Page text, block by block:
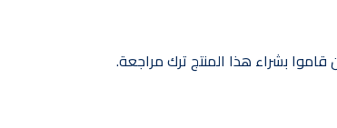
بشراء هذا المنتج ترك مراجعة.